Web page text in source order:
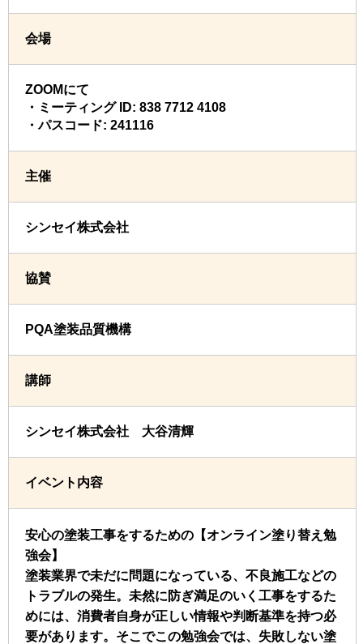
会場
ZOOMにて
・ミーティング ID: 838 7712 4108
・パスコード: 241116
主催
シンセイ株式会社
協賛
PQA塗装品質機構
講師
シンセイ株式会社 大谷清輝
イベント内容
安心の塗装工事をするための【オンライン塗り替え勉
強会】
塗装業界で未だに問題になっている、不良施工などの
トラブルの発生。未然に防ぎ満足のいく工事をするた
めには、消費者自身が正しい情報や判断基準を持つ必
要があります。そこでこの勉強会では、失敗しない塗